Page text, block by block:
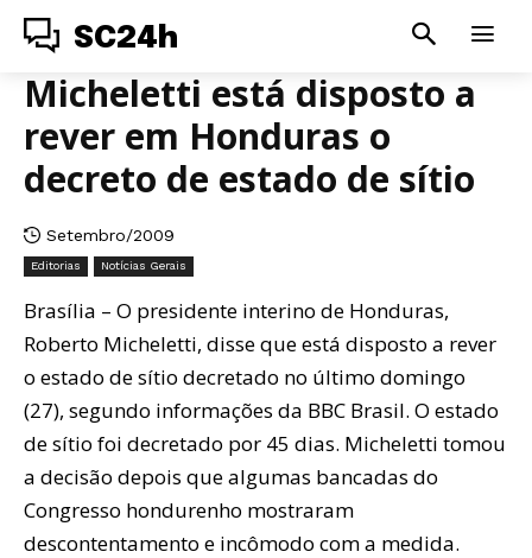
SC24h
Micheletti está disposto a
rever em Honduras o
decreto de estado de sítio
Setembro/2009
Editorias Notícias Gerais
Brasília – O presidente interino de Honduras,
Roberto Micheletti, disse que está disposto a rever
o estado de sítio decretado no último domingo
(27), segundo informações da BBC Brasil. O estado
de sítio foi decretado por 45 dias. Micheletti tomou
a decisão depois que algumas bancadas do
Congresso hondurenho mostraram
descontentamento e incômodo com a medida.